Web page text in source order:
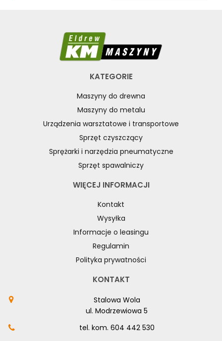
KATEGORIE
Maszyny do drewna
Maszyny do metalu
Urządzenia warsztatowe i transportowe
Sprzęt czyszczący
Sprężarki i narzędzia pneumatyczne
Sprzęt spawalniczy
WIĘCEJ INFORMACJI
Kontakt
Wysyłka
Informacje o leasingu
Regulamin
Polityka prywatności
KONTAKT
Stalowa Wola
ul. Modrzewiowa 5
tel. kom. 604 442 530